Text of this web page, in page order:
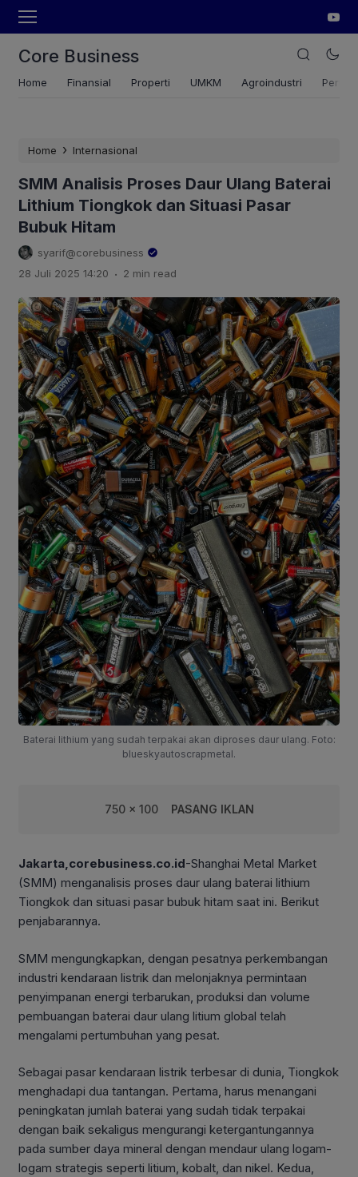
Core Business
Home Finansial Properti UMKM Agroindustri
Home › Internasional
SMM Analisis Proses Daur Ulang Baterai
Lithium Tiongkok dan Situasi Pasar
Bubuk Hitam
syarif@corebusiness
28 Juli 2025 14:20 . 2 min read
Baterai lithium yang sudah terpakai akan diproses daur ulang. Foto:
blueskyautoscrapmetal.
750 x 100 PASANG IKLAN
Jakarta,corebusiness.co.id-Shanghai Metal Market
(SMM) menganalisis proses daur ulang baterai lithium
Tiongkok dan situasi pasar bubuk hitam saat ini. Berikut
penjabarannya.
SMM mengungkapkan, dengan pesatnya perkembangan
industri kendaraan listrik dan melonjaknya permintaan
penyimpanan energi terbarukan, produksi dan volume
pembuangan baterai daur ulang litium global telah
mengalami pertumbuhan yang pesat.
Sebagai pasar kendaraan listrik terbesar di dunia, Tiongkok
menghadapi dua tantangan. Pertama, harus menangani
peningkatan jumlah baterai yang sudah tidak terpakai
dengan baik sekaligus mengurangi ketergantungannya
pada sumber daya mineral dengan mendaur ulang logam-
logam strategis seperti litium, kobalt, dan nikel. Kedua,